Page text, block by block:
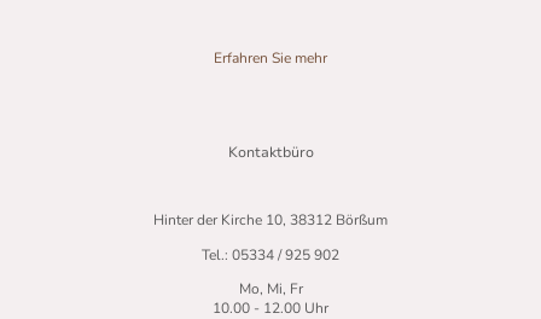
Erfahren Sie mehr
Kontaktbüro
Hinter der Kirche 10, 38312 Börßum
Tel.: 05334 / 925 902
Mo, Mi, Fr
10.00 - 12.00 Uhr